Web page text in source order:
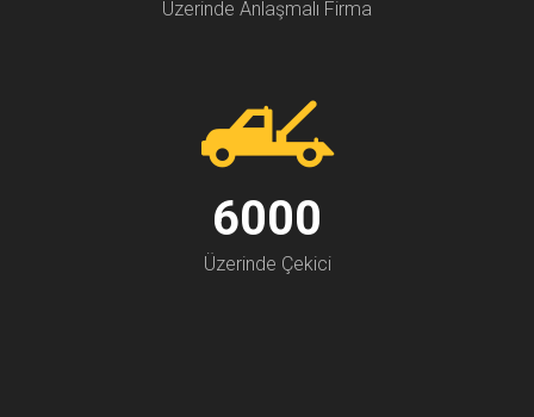
Üzerinde Anlaşmalı Firma
7000
Üzerinde Çekici